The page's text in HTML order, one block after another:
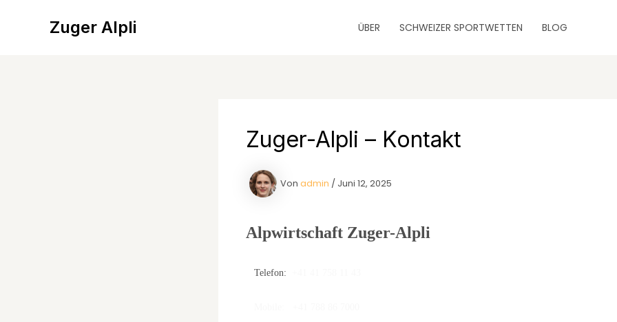
Zuger Alpli ÜBER SCHWEIZER SPORTWETTEN BLOG
Zuger-Alpli – Kontakt
Von admin / Juni 12, 2025
Alpwirtschaft Zuger-Alpli
Telefon: